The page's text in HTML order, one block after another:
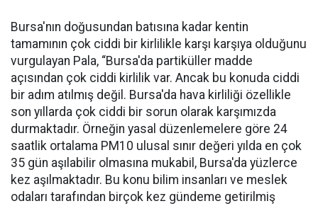
Bursa'nın doğusundan batısına kadar kentin
tamamının çok ciddi bir kirlilikle karşı karşıya olduğunu
vurgulayan Pala, “Bursa'da partiküller madde
açısından çok ciddi kirlilik var. Ancak bu konuda ciddi
bir adım atılmış değil. Bursa'da hava kirliliği özellikle
son yıllarda çok ciddi bir sorun olarak karşımızda
durmaktadır. Örneğin yasal düzenlemelere göre 24
saatlik ortalama PM10 ulusal sınır değeri yılda en çok
35 gün aşılabilir olmasına mukabil, Bursa'da yüzlerce
kez aşılmaktadır. Bu konu bilim insanları ve meslek
odaları tarafından birçok kez gündeme getirilmiş